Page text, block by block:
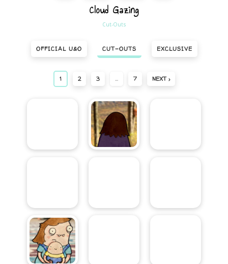
Cloud Gazing
Cut-Outs
OFFICIAL U&O CUT-OUTS EXCLUSIVE
1 2 3 … 7 NEXT ›